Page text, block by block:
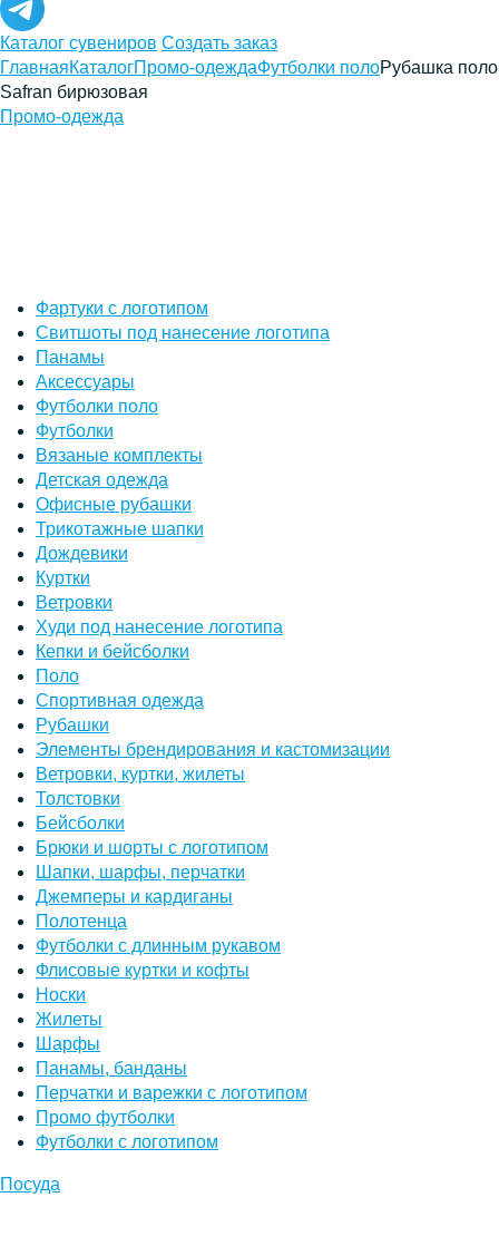
Каталог сувениров Создать заказ
ГлавнаяКаталогПромо-одеждаФутболки полоРубашка поло
Safran бирюзовая
Промо-одежда
Фартуки с логотипом
Свитшоты под нанесение логотипа
Панамы
Аксессуары
Футболки поло
Футболки
Вязаные комплекты
Детская одежда
Офисные рубашки
Трикотажные шапки
Дождевики
Куртки
Ветровки
Худи под нанесение логотипа
Кепки и бейсболки
Поло
Спортивная одежда
Рубашки
Элементы брендирования и кастомизации
Ветровки, куртки, жилеты
Толстовки
Бейсболки
Брюки и шорты с логотипом
Шапки, шарфы, перчатки
Джемперы и кардиганы
Полотенца
Футболки с длинным рукавом
Флисовые куртки и кофты
Носки
Жилеты
Шарфы
Панамы, банданы
Перчатки и варежки с логотипом
Промо футболки
Футболки с логотипом
Посуда